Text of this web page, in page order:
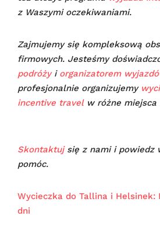
z Waszymi oczekiwaniami.
Zajmujemy się kompleksową
firmowych. Jesteśmy
podróżyi organizatorem
profesjonalnie organizujemy
incentive travelw różne miejsca
Skontaktujsię z nami i powiedz
pomóc.
Wycieczka do Tallina i Helsinek:
dni